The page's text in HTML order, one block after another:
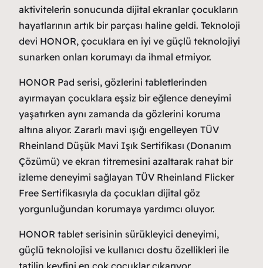
aktivitelerin sonucunda dijital ekranlar çocukların
hayatlarının artık bir parçası haline geldi. Teknoloji
devi HONOR, çocuklara en iyi ve güçlü teknolojiyi
sunarken onları korumayı da ihmal etmiyor.
HONOR Pad serisi, gözlerini tabletlerinden
ayırmayan çocuklara eşsiz bir eğlence deneyimi
yaşatırken aynı zamanda da gözlerini koruma
altına alıyor. Zararlı mavi ışığı engelleyen TÜV
Rheinland Düşük Mavi Işık Sertifikası (Donanım
Çözümü) ve ekran titremesini azaltarak rahat bir
izleme deneyimi sağlayan TÜV Rheinland Flicker
Free Sertifikasıyla da çocukları dijital göz
yorgunluğundan korumaya yardımcı oluyor.
HONOR tablet serisinin sürükleyici deneyimi,
güçlü teknolojisi ve kullanıcı dostu özellikleri ile
tatilin keyfini en çok çocuklar çıkarıyor.